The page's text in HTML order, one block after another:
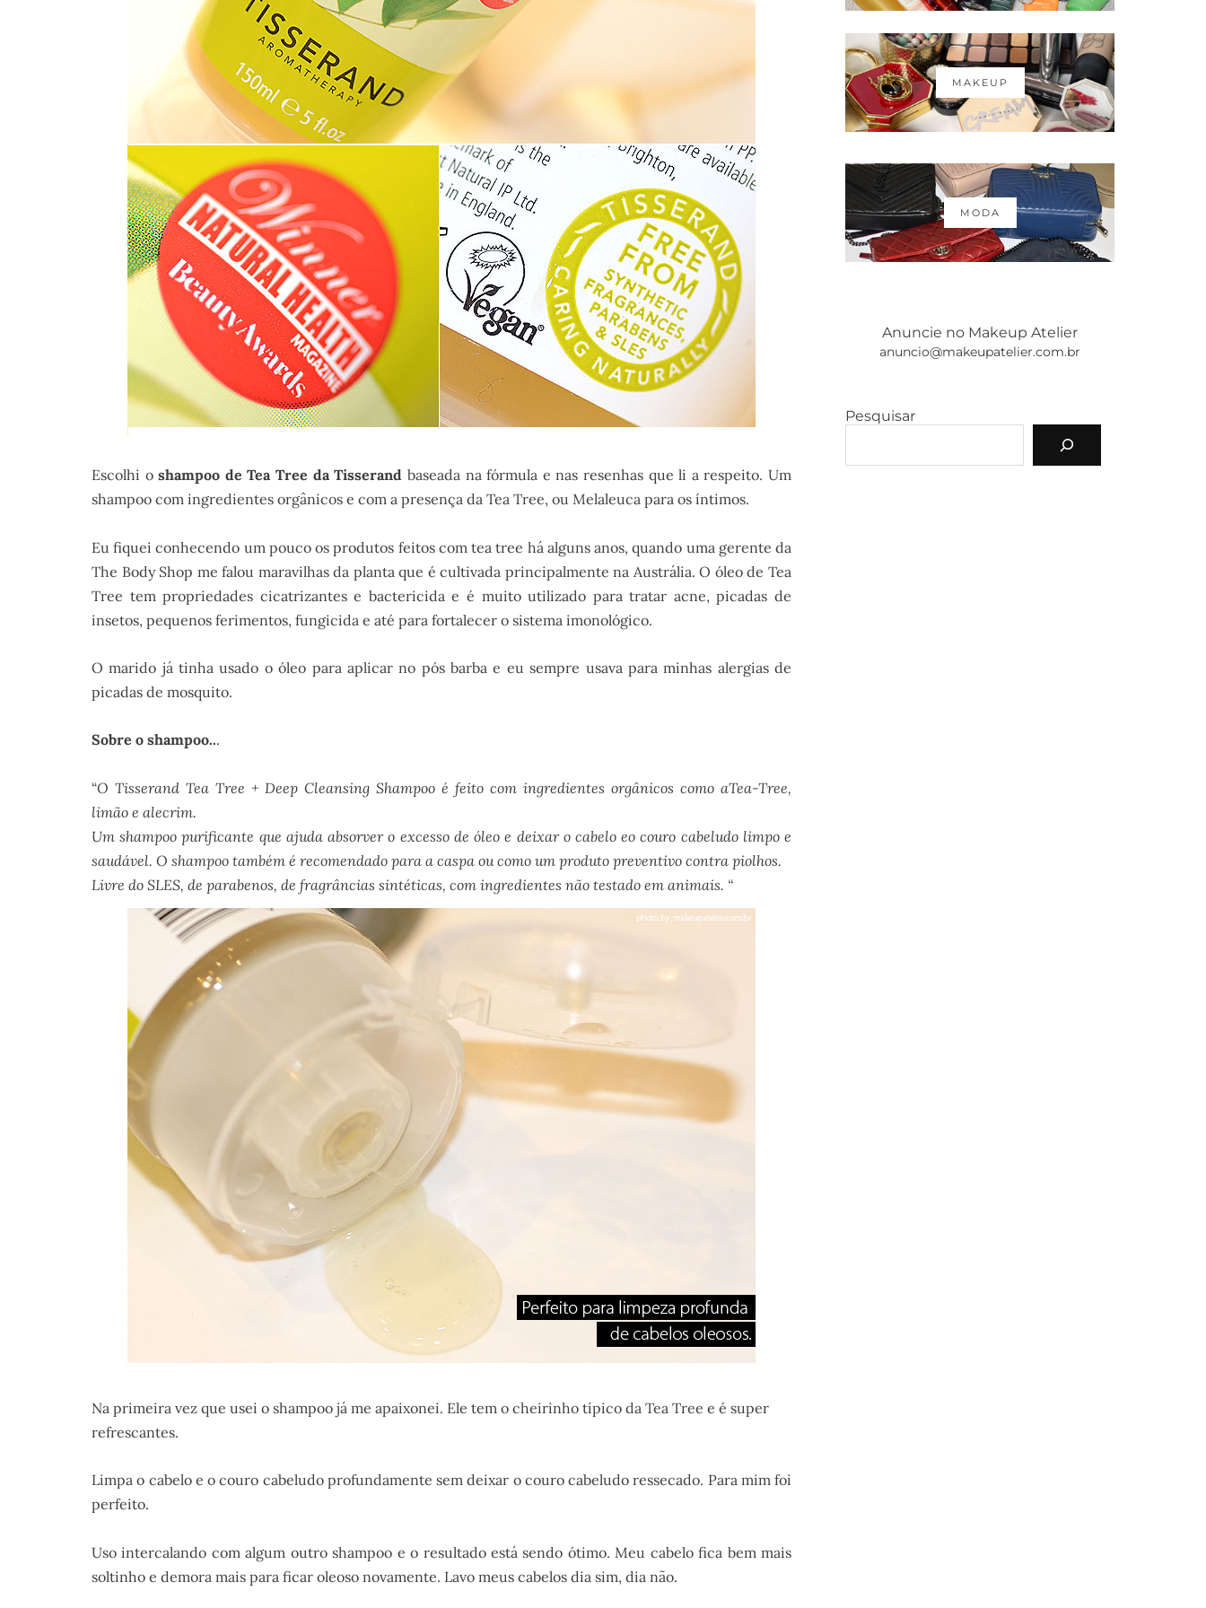
Escolhi oshampoo de Tea Tree da Tisserand baseada na fórmula e nas resenhas que li a respeito. Um
shampoo com ingredientes orgânicos e com a presença da Tea Tree, ou Melaleuca para os íntimos.
Eu fiquei conhecendo um pouco os produtos feitos com tea tree há alguns anos, quando uma gerente da
The Body Shop me falou maravilhas da planta que é cultivada principalmente na Austrália. O óleo de Tea
Tree tem propriedades cicatrizantes e bactericida e é muito utilizado para tratar acne, picadas de
insetos, pequenos ferimentos, fungicida e até para fortalecer o sistema imonológico.
O marido já tinha usado o óleo para aplicar no pós barba e eu sempre usava para minhas alergias de
picadas de mosquito.
Sobre o shampoo...
“O Tisserand Tea Tree + Deep Cleansing Shampoo é feito com ingredientes orgânicos como aTea-Tree,
limão e alecrim.
Um shampoo purificante que ajuda absorver o excesso de óleo e deixar o cabelo eo couro cabeludo limpo e
saudável. O shampoo também é recomendado para a caspa ou como um produto preventivo contra piolhos.
Livre do SLES, de parabenos, de fragrâncias sintéticas, com ingredientes não testado em animais. “
Na primeira vez que usei o shampoo já me apaixonei. Ele tem o cheirinho típico da Tea Tree e é super
refrescantes.
Limpa o cabelo e o couro cabeludo profundamente sem deixar o couro cabeludo ressecado. Para mim foi
perfeito.
Uso intercalando com algum outro shampoo e o resultado está sendo ótimo. Meu cabelo fica bem mais
soltinho e demora mais para ficar oleoso novamente. Lavo meus cabelos dia sim, dia não.
MAKEUP
MODA
Anuncie no Makeup Atelier
anuncio@makeupatelier.com.br
Pesquisar